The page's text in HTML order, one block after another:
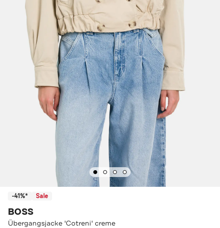
-41%* Sale
BOSS
Übergangsjacke 'Cotreni' creme